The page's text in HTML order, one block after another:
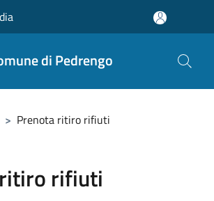
di Pedrengo
> Prenota ritiro rifiuti
rifiuti